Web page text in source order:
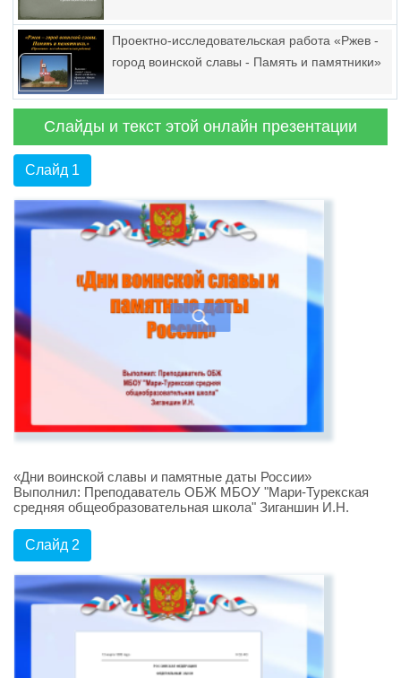
Проектно-исследовательская работа «Ржев -
город воинской славы - Память и памятники»
Слайды и текст этой онлайн презентации
Слайд 1
«Дни воинской славы и памятные даты России»
Выполнил: Преподаватель ОБЖ МБОУ "Мари-Турекская
средняя общеобразовательная школа" Зиганшин И.Н.
Слайд 2